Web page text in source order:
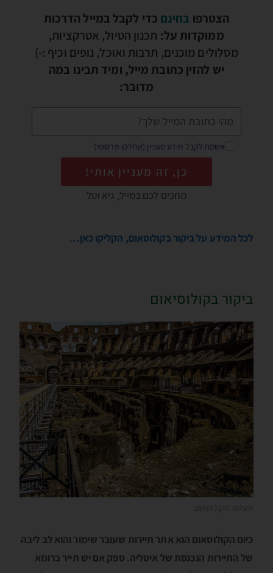
הצטרפו בחינם כדי לקבל במייל הדרכות
ממוקדות על: תכנון הטיול, אטרקציות,
מסלולים מוכנים, תרבות ואוכל, נופים וכיף :-)
יש להזין כתובת מייל, ומיד תבינו במה
מדובר:
אשמח לקבל מידע מעניין (שחלקו פרסומי)
כן, זה מעניין אותי!
מחכים לכם במייל, גיא וטל
לכל המידע על ביקור בקולוסאום, הקליקו כאן…
ביקור בקולוסיאום
כיום הקולוסאום הוא אתר תיירות שעובר שימור והוא לב ליבה
של התיירות הנכנסת של איטליה. ספק אם יש תייר ברומא